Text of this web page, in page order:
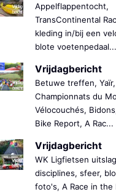
🡺
Appelflappentocht,
TransContinental
kleding in/bij een
blote voetenpedaal...
Vrijdagbericht
Betuwe treffen, Yaïr,
Championnats du
Vélocouchés,
Bike Report, A Rac...
Vrijdagbericht
WK Ligfietsen
disciplines, sfeer,
foto's, A Race in the